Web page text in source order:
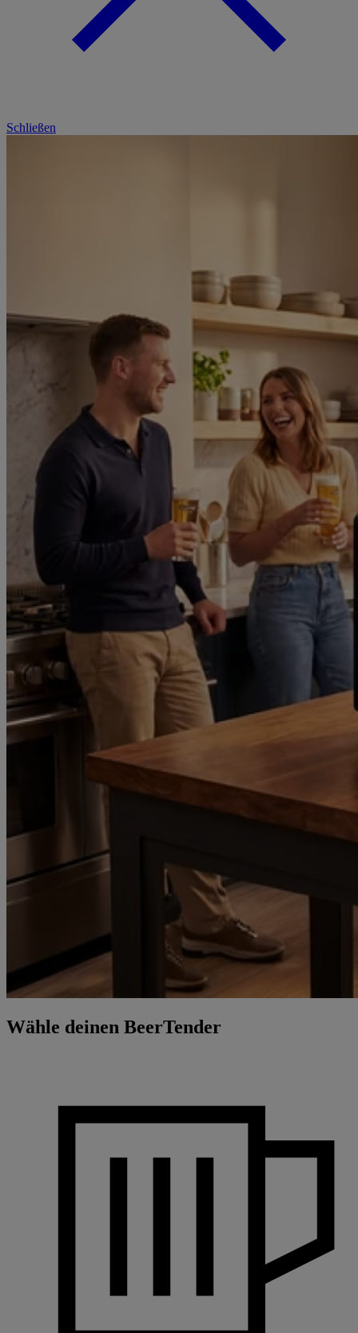
Schließen
Wähle deinen BeerTender